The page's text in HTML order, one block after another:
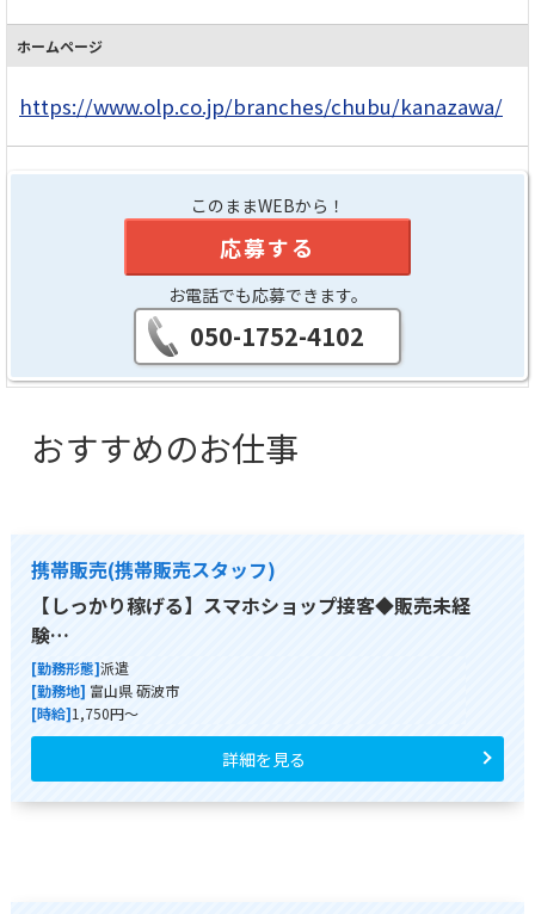
ホームページ
https://www.olp.co.jp/branches/chubu/kanazawa/
このままWEBから！
応募する
お電話でも応募できます。
050-1752-4102
おすすめのお仕事
携帯販売(携帯販売スタッフ)
【しっかり稼げる】スマホショップ接客◆販売未経
験…
[勤務形態]派遣
[勤務地] 富山県 砺波市
[時給]1,750円～
詳細を見る